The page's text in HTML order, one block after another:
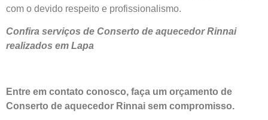
com o devido respeito e profissionalismo.
Confira serviços de Conserto de aquecedor Rinnai
realizados em Lapa
Entre em contato conosco, faça um orçamento de
Conserto de aquecedor Rinnai sem compromisso.